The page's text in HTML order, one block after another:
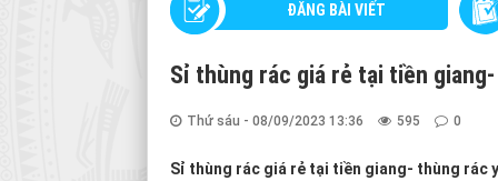
ĐĂNG BÀI VIẾT
Sỉ thùng rác giá rẻ tại tiền
Thứ sáu - 08/09/2023 13:36 595 0
Sỉ thùng rác giá rẻ tại tiền giang- thùng rác